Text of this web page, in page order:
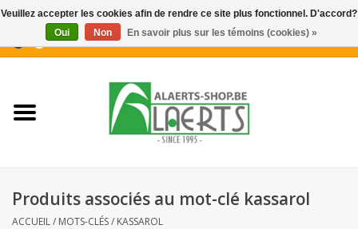
0 Articles - €0,00
Nouveautés
Biscuits pour le café
Produits associés au mot-clé kassarol
ACCUEIL/ MOTS-CLÉS/ KASSAROL
Veuillez accepter les cookies afin de rendre ce site plus fonctionnel. D'accord?
Oui
Non En savoir plus sur les témoins (cookies) »